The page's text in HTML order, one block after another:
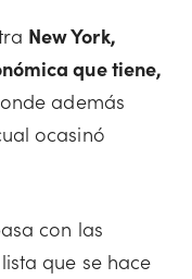
New York,
que tiene,
además
ocasinó
con las
que se hace